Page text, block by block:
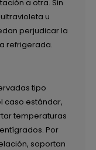
a otra. Sin
u
perjudicar la
refrigerada.
tipo
caso estándar,
temperaturas
Por
soportan